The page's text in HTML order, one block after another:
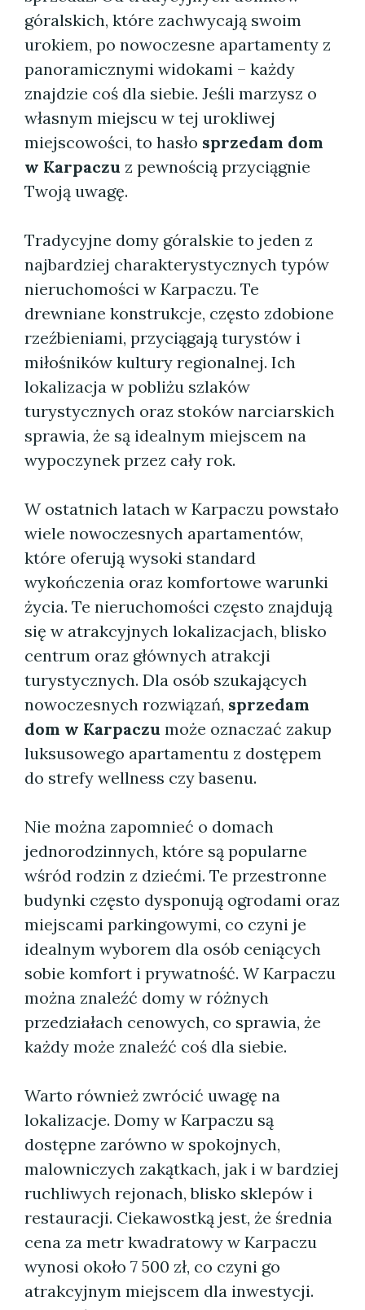
góralskich, które zachwycają swoim
urokiem, po nowoczesne apartamenty z
panoramicznymi widokami – każdy
znajdzie coś dla siebie. Jeśli marzysz o
własnym miejscu w tej urokliwej
miejscowości, to hasło sprzedam dom
w Karpaczu z pewnością przyciągnie
Twoją uwagę.
Tradycyjne domy góralskie to jeden z
najbardziej charakterystycznych typów
nieruchomości w Karpaczu. Te
drewniane konstrukcje, często zdobione
rzeźbieniami, przyciągają turystów i
miłośników kultury regionalnej. Ich
lokalizacja w pobliżu szlaków
turystycznych oraz stoków narciarskich
sprawia, że są idealnym miejscem na
wypoczynek przez cały rok.
W ostatnich latach w Karpaczu powstało
wiele nowoczesnych apartamentów,
które oferują wysoki standard
wykończenia oraz komfortowe warunki
życia. Te nieruchomości często znajdują
się w atrakcyjnych lokalizacjach, blisko
centrum oraz głównych atrakcji
turystycznych. Dla osób szukających
nowoczesnych rozwiązań, sprzedam
dom w Karpaczu może oznaczać zakup
luksusowego apartamentu z dostępem
do strefy wellness czy basenu.
Nie można zapomnieć o domach
jednorodzinnych, które są popularne
wśród rodzin z dziećmi. Te przestronne
budynki często dysponują ogrodami oraz
miejscami parkingowymi, co czyni je
idealnym wyborem dla osób ceniących
sobie komfort i prywatność. W Karpaczu
można znaleźć domy w różnych
przedziałach cenowych, co sprawia, że
każdy może znaleźć coś dla siebie.
Warto również zwrócić uwagę na
lokalizacje. Domy w Karpaczu są
dostępne zarówno w spokojnych,
malowniczych zakątkach, jak i w bardziej
ruchliwych rejonach, blisko sklepów i
restauracji. Ciekawostką jest, że średnia
cena za metr kwadratowy w Karpaczu
wynosi około 7 500 zł, co czyni go
atrakcyjnym miejscem dla inwestycji.